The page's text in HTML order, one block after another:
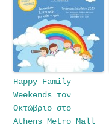
Happy Family
Weekends τον
Οκτώβριο στο
Athens Metro Mall